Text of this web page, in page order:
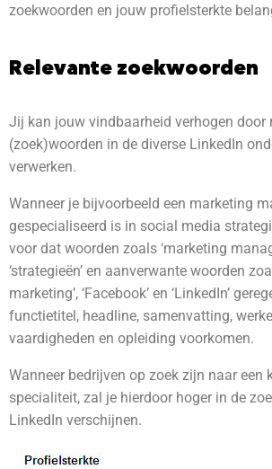
zoekwoorden en jouw profielsterkte
Relevante zoekwoorden
Jij kan jouw vindbaarheid verhogen door
(zoek)woorden in de diverse LinkedIn
verwerken.
Wanneer je bijvoorbeeld een marketing
gespecialiseerd is in social media
voor dat woorden zoals ‘marketing
‘strategieën’ en aanverwante woorden
marketing’, ‘Facebook’ en ‘LinkedIn’
functietitel, headline, samenvatting,
vaardigheden en opleiding voorkomen.
Wanneer bedrijven op zoek zijn naar
specialiteit, zal je hierdoor hoger in de
LinkedIn verschijnen.